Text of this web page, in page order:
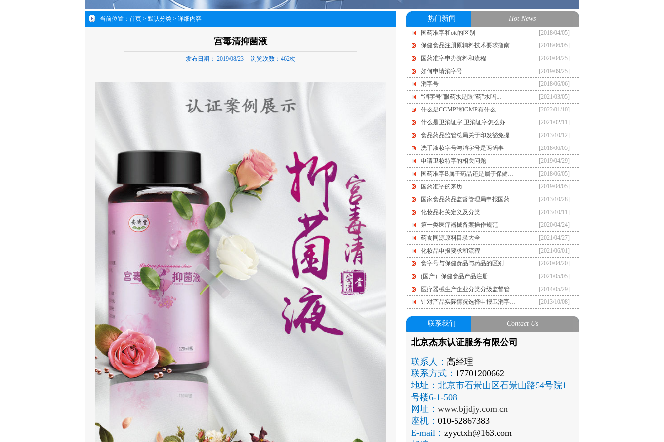
当前位置： 首页 > 默认分类 > 详细内容
宫毒清抑菌液
发布日期： 2019/08/23 浏览次数： 462次
热门新闻 Hot News
国药准字和otc的区别
[2018/04/05]
保健食品注册原辅料技术要求指南…
[2018/06/05]
国药准字申办资料和流程
[2020/04/25]
如何申请消字号
[2019/09/25]
消字号
[2018/06/06]
“消字号”眼药水是眼“药”水吗…
[2021/03/05]
什么是CGMP?和GMP有什么…
[2022/01/10]
什么是卫消证字,卫消证字怎么办…
[2021/02/11]
食品药品监管总局关于印发豁免提…
[2013/10/12]
洗手液妆字号与消字号是两码事
[2018/06/05]
申请卫妆特字的相关问题
[2019/04/29]
国药准字B属于药品还是属于保健…
[2018/06/05]
国药准字的来历
[2019/04/05]
国家食品药品监督管理局申报国药…
[2013/10/28]
化妆品相关定义及分类
[2013/10/11]
第一类医疗器械备案操作规范
[2020/04/24]
药食同源原料目录大全
[2021/04/27]
化妆品申报要求和流程
[2021/06/01]
食字号与保健食品与药品的区别
[2020/04/20]
(国产）保健食品产品注册
[2021/05/05]
医疗器械生产企业分类分级监督管…
[2014/05/29]
针对产品实际情况选择申报卫消字…
[2013/10/08]
联系我们 Contact Us
北京杰东认证服务有限公司
联系人： 高经理
联系方式： 17701200662
地址：北京市石景山区石景山路54号院1
号楼6-1-508
网址： www.bjjdjy.com.cn
座机： 010-52867383
E-mail： zyyctxh@163.com